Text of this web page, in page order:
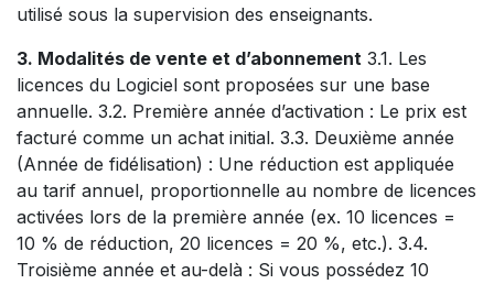
utilisé sous la supervision des enseignants.
3. Modalités de vente et d’abonnement 3.1. Les
licences du Logiciel sont proposées sur une base
annuelle. 3.2. Première année d’activation : Le prix est
facturé comme un achat initial. 3.3. Deuxième année
(Année de fidélisation) : Une réduction est appliquée
au tarif annuel, proportionnelle au nombre de licences
activées lors de la première année (ex. 10 licences =
10 % de réduction, 20 licences = 20 %, etc.). 3.4.
Troisième année et au-delà : Si vous possédez 10